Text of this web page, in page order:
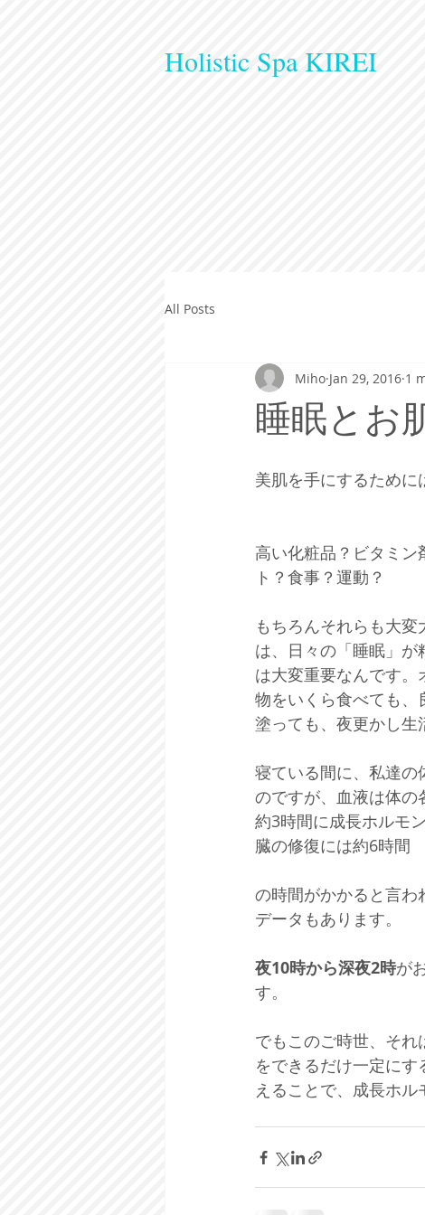
Holistic Spa KIREI
All Posts
睡眠とお
Miho Jan 29, 2016 1
美肌を手にするために
高い化粧品？ビタミン
ト？食事？運動？
もちろんそれらも大
は、日々の「睡眠」が
は大変重要なんです
物をいくら食べても、
塗っても、夜更かし生
寝ている間に、私達の
のですが、血液は体
約3時間に成長ホルモ
臓の修復には約6時間
の時間がかかると言わ
データもあります。
夜10時から深夜2時が
す。
でもこのご時世、そ
をできるだけ一定に
えることで、成長ホル